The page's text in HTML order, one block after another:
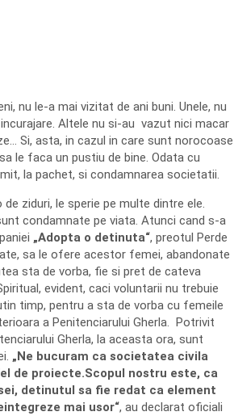
nu le-a mai vizitat de ani buni. Unele, nu
Altele nu si-au vazut nici macar
Si, asta, in cazul in care sunt norocoase
le faca un pustiu de bine. Odata cu
la pachet, si condamnarea societatii.
ziduri, le sperie pe multe dintre ele.
condamnate pe viata. Atunci cand s-a
„Adopta o detinuta“, preotul Perde
sa le ofere acestor femei, abandonate
sta de vorba, fie si pret de cateva
evident, caci voluntarii nu trebuie
timp, pentru a sta de vorba cu femeile
a Penitenciarului Gherla. Potrivit
Gherla, la aceasta ora, sunt
„Ne bucuram ca societatea civila
de proiecte.Scopul nostru este, ca
detinutul sa fie redat ca element
mai usor“, au declarat oficiali